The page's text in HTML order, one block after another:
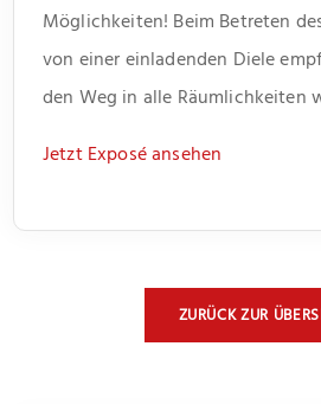
Möglichkeiten! Beim Betreten
von einer einladenden Diele
den Weg in alle Räumlichkeiten
Jetzt Exposé ansehen
ZURÜCK ZUR